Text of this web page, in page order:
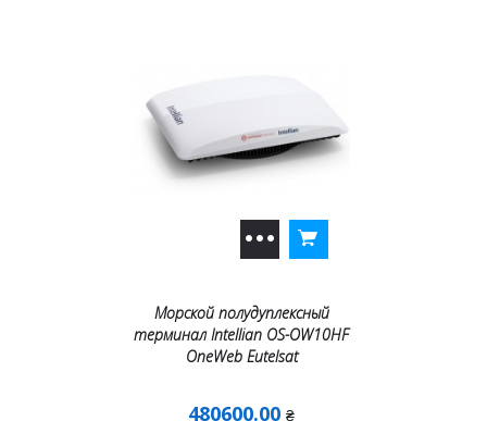
Морской полудуплексный
терминал Intellian OS-OW10HF
OneWeb Eutelsat
480600.00 ₴